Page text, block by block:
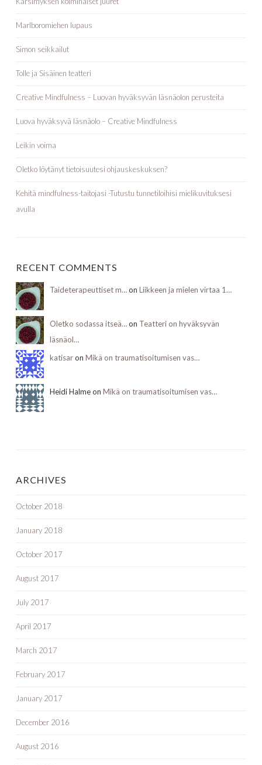
Marlboromiehen lupaus
Simon seikkailut
Tolle ja Sisäinen teatteri
Creative Mindfulness – Luovan hyväksyvän läsnäolon perusteita
Luova hyväksyvä läsnäolo – Creative Mindfulness
Leikin voima
Oletko löytänyt tietoisuutesi ohjauskeskuksen?
Kehitä mindfulness-taitojasi -Tutustu tunnetiloihisi mielikuvituksesi
avulla
RECENT COMMENTS
Taideterapeuttiset m…on Liikkeen ja mielen virtaa 1…
Oletko sodassa itseä…on Teatteri on hyväksyvän
läsnäol…
katisaron Mikä on traumatisoitumisen vas…
Heidi Halme on Mikä on traumatisoitumisen vas…
ARCHIVES
October 2018
January 2018
October 2017
August 2017
July 2017
April 2017
March 2017
February 2017
January 2017
December 2016
August 2016